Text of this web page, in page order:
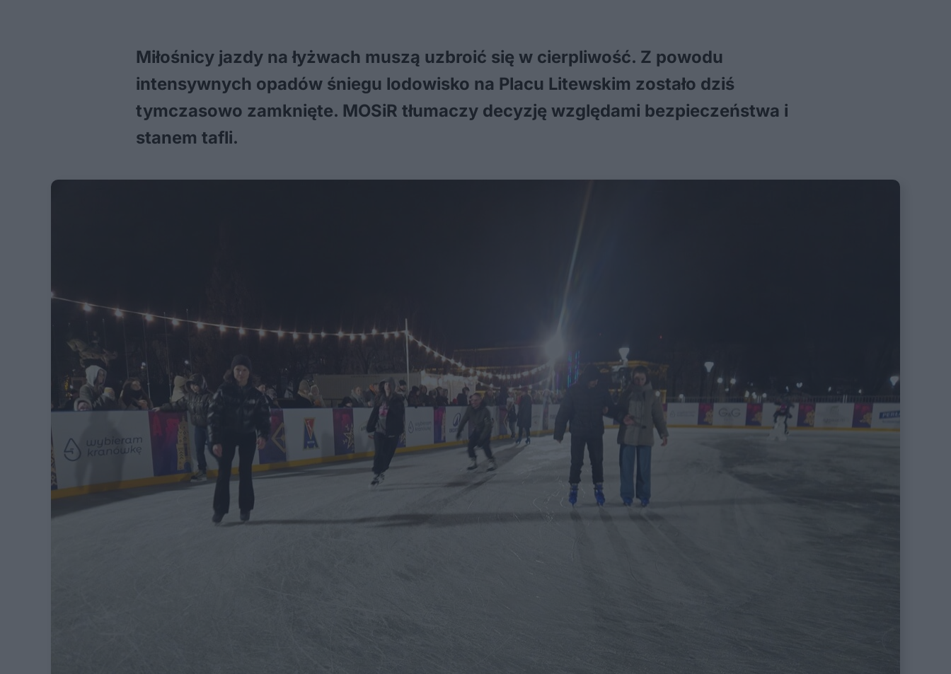
Miłośnicy jazdy na łyżwach muszą uzbroić się w cierpliwość. Z powodu
intensywnych opadów śniegu lodowisko na Placu Litewskim zostało dziś
tymczasowo zamknięte. MOSiR tłumaczy decyzję względami bezpieczeństwa i
stanem tafli.